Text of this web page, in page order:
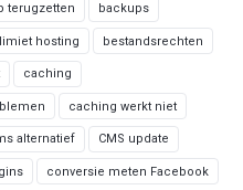
terugzetten backups
hosting bestandsrechten
caching
caching werkt niet
alternatief CMS update
conversie meten Facebook